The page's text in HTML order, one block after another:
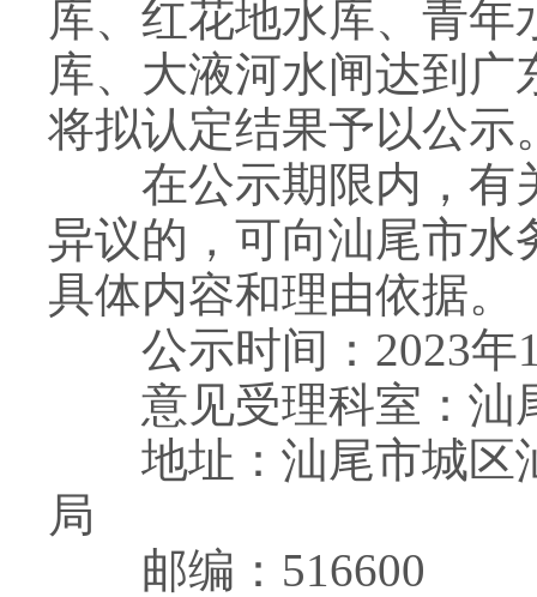
库、红花地水库、青
库、大液河水闸达到
将拟认定结果予以公示
在公示期限内，有
异议的，可向汕尾市水
具体内容和理由依据。
公示时间：2023年
意见受理科室：汕
地址：汕尾市城区
局
邮编：516600